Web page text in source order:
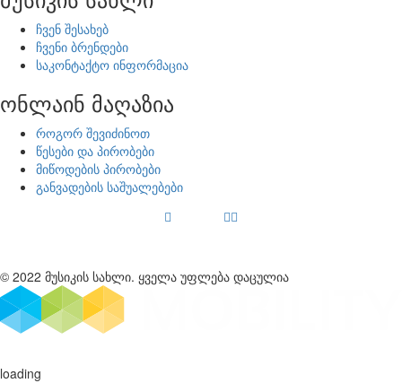
ჩვენ შესახებ
ჩვენი ბრენდები
საკონტაქტო ინფორმაცია
ონლაინ მაღაზია
როგორ შევიძინოთ
წესები და პირობები
მიწოდების პირობები
განვადების საშუალებები
© 2022 მუსიკის სახლი. ყველა უფლება დაცულია
loading